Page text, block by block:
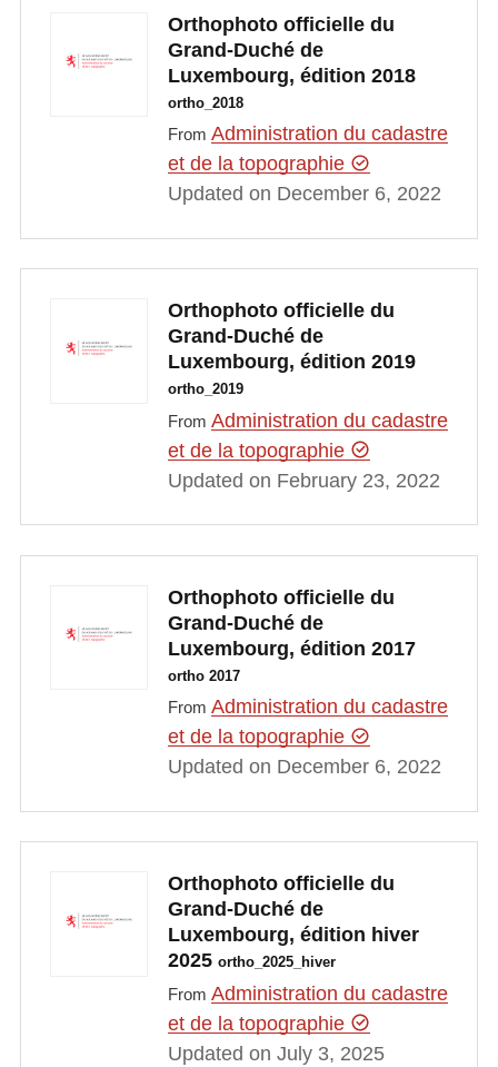
Orthophoto officielle du
Grand-Duché de
Luxembourg, édition 2018
ortho_2018
From Administration du cadastre
et de la topographie
Updated on December 6, 2022
Orthophoto officielle du
Grand-Duché de
Luxembourg, édition 2019
ortho_2019
From Administration du cadastre
et de la topographie
Updated on February 23, 2022
Orthophoto officielle du
Grand-Duché de
Luxembourg, édition 2017
ortho 2017
From Administration du cadastre
et de la topographie
Updated on December 6, 2022
Orthophoto officielle du
Grand-Duché de
Luxembourg, édition hiver
2025 ortho_2025_hiver
From Administration du cadastre
et de la topographie
Updated on July 3, 2025